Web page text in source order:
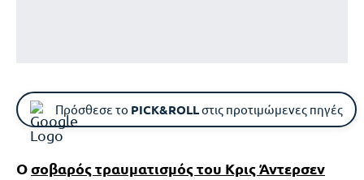
Πρόσθεσε το PICK&ROLLστις προτιμώμενες πηγές
Οσοβαρός τραυματισμός του Κρις Άντερσεν